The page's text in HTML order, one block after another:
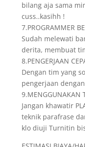
bilang aja sama
cuss..kasihh !
7.PROGRAMMER
Sudah melewati
derita, membuat
8.PENGERJAAN
Dengan tim yang
pengerjaan
9.MENGGUNAKAN
Jangan khawatir
teknik parafrase
klo diuji Turnitin